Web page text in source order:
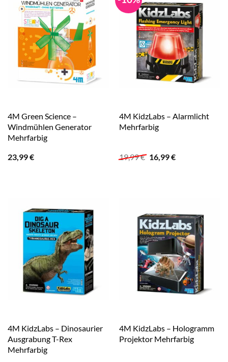
4M Green Science –
Windmühlen Generator
Mehrfarbig
23,99€
4M KidzLabs – Alarmlicht
Mehrfarbig
19,99€ Ursprünglicher
Preis
16,99€Aktueller
4M KidzLabs – Dinosaurier
Ausgrabung T-Rex
Mehrfarbig
4M KidzLabs – Hologramm
Projektor Mehrfarbig